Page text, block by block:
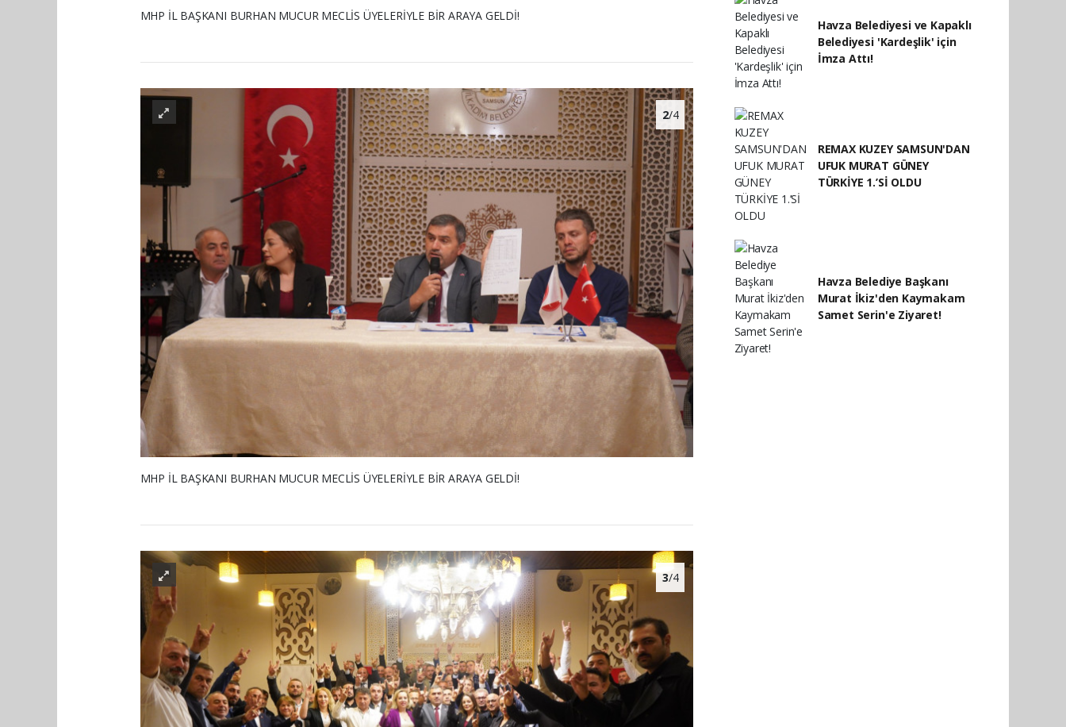
MHP İL BAŞKANI BURHAN MUCUR MECLİS ÜYELERİYLE BİR ARAYA GELDİ!
2/4
MHP İL BAŞKANI BURHAN MUCUR MECLİS ÜYELERİYLE BİR ARAYA GELDİ!
3/4
Havza Belediyesi ve Kapaklı
Belediyesi 'Kardeşlik' için
İmza Attı!
REMAX KUZEY SAMSUN'DAN
UFUK MURAT GÜNEY
TÜRKİYE 1.’Sİ OLDU
Havza Belediye Başkanı
Murat İkiz'den Kaymakam
Samet Serin'e Ziyaret!